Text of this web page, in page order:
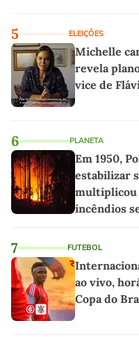
5 ELEIÇÕES
Michelle
revela
vice de
6 PLANETA
Em 1950,
estabilizar
multiplicou
incêndios
7 FUTEBOL
ao vivo,
Copa do